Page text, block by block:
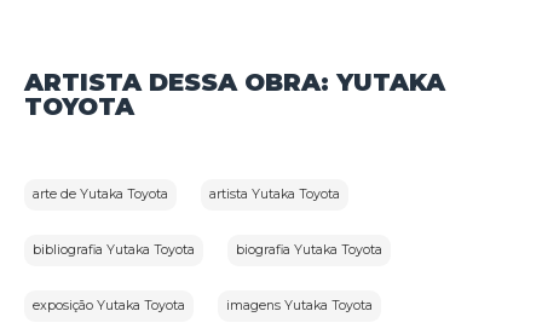
deste Termo de Uso tenham sido violadas.
Além disso,na Política de Privacidade,o usuário da plataforma
dados.
Ao utilizar os serviços do iArremate,o usuário confirma que leu
ficar vinculado a eles.
ARTISTA DESSA OBRA: YUTAKA
TOYOTA
arte de Yutaka Toyota artista Yutaka Toyota
bibliografia Yutaka Toyota biografia Yutaka Toyota
exposição Yutaka Toyota imagens Yutaka Toyota